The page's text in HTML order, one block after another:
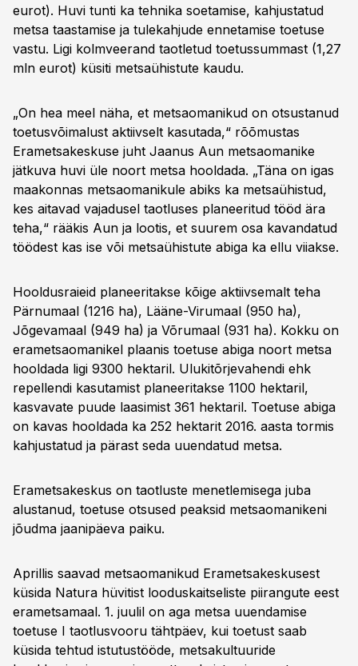
eurot). Huvi tunti ka tehnika soetamise, kahjustatud
metsa taastamise ja tulekahjude ennetamise toetuse
vastu. Ligi kolmveerand taotletud toetussummast (1,27
mln eurot) küsiti metsaühistute kaudu.
„On hea meel näha, et metsaomanikud on otsustanud
toetusvõimalust aktiivselt kasutada,“ rõõmustas
Erametsakeskuse juht Jaanus Aun metsaomanike
jätkuva huvi üle noort metsa hooldada. „Täna on igas
maakonnas metsaomanikule abiks ka metsaühistud,
kes aitavad vajadusel taotluses planeeritud tööd ära
teha,“ rääkis Aun ja lootis, et suurem osa kavandatud
töödest kas ise või metsaühistute abiga ka ellu viiakse.
Hooldusraieid planeeritakse kõige aktiivsemalt teha
Pärnumaal (1216 ha), Lääne-Virumaal (950 ha),
Jõgevamaal (949 ha) ja Võrumaal (931 ha). Kokku on
erametsaomanikel plaanis toetuse abiga noort metsa
hooldada ligi 9300 hektaril. Ulukitõrjevahendi ehk
repellendi kasutamist planeeritakse 1100 hektaril,
kasvavate puude laasimist 361 hektaril. Toetuse abiga
on kavas hooldada ka 252 hektarit 2016. aasta tormis
kahjustatud ja pärast seda uuendatud metsa.
Erametsakeskus on taotluste menetlemisega juba
alustanud, toetuse otsused peaksid metsaomanikeni
jõudma jaanipäeva paiku.
Aprillis saavad metsaomanikud Erametsakeskusest
küsida Natura hüvitist looduskaitseliste piirangute eest
erametsamaal. 1. juulil on aga metsa uuendamise
toetuse I taotlusvooru tähtpäev, kui toetust saab
küsida tehtud istutustööde, metsakultuuride